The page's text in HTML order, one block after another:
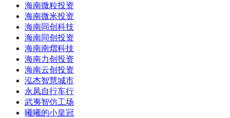
海南微粒投资
海南微米投资
海南同创科技
海南同创投资
海南南熠科技
海南力创投资
海南云创投资
泓杰智慧城市
永凤自行车行
武夷智仿工场
曦曦的小皇冠